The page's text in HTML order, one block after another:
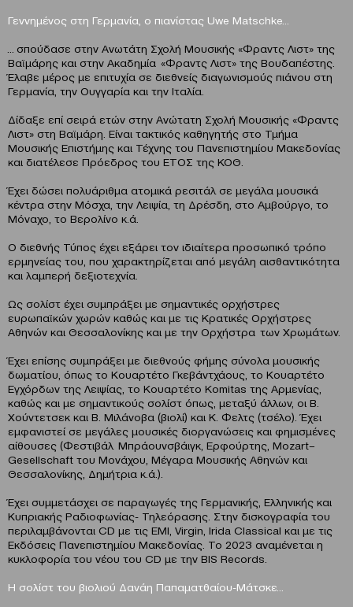
Γεννημένος στη Γερμανία, ο πιανίστας Uwe Matschke…
… σπούδασε στην Ανωτάτη Σχολή Μουσικής «Φραντς Λιστ» της
Βαϊμάρης και στην Ακαδημία «Φραντς Λιστ» της Βουδαπέστης.
Έλαβε μέρος με επιτυχία σε διεθνείς διαγωνισμούς πιάνου στη
Γερμανία, την Ουγγαρία και την Ιταλία.
Δίδαξε επί σειρά ετών στην Ανώτατη Σχολή Μουσικής «Φραντς
Λιστ» στη Βαϊμάρη. Είναι τακτικός καθηγητής στο Τμήμα
Μουσικής Επιστήμης και Τέχνης του Πανεπιστημίου Μακεδονίας
και διατέλεσε Πρόεδρος του ΕΤΟΣ της ΚΟΘ.
Έχει δώσει πολυάριθμα ατομικά ρεσιτάλ σε μεγάλα μουσικά
κέντρα στην Μόσχα, την Λειψία, τη Δρέσδη, στο Αμβούργο, το
Μόναχο, το Βερολίνο κ.ά.
Ο διεθνής Τύπος έχει εξάρει τον ιδιαίτερα προσωπικό τρόπο
ερμηνείας του, που χαρακτηρίζεται από μεγάλη αισθαντικότητα
και λαμπερή δεξιοτεχνία.
Ως σολίστ έχει συμπράξει με σημαντικές ορχήστρες
ευρωπαϊκών χωρών καθώς και με τις Κρατικές Ορχήστρες
Αθηνών και Θεσσαλονίκης και με την Ορχήστρα των Χρωμάτων.
Έχει επίσης συμπράξει με διεθνούς φήμης σύνολα μουσικής
δωματίου, όπως το Κουαρτέτο Γκεβάντχάους, το Κουαρτέτο
Εγχόρδων της Λειψίας, το Κουαρτέτο Komitas της Αρμενίας,
καθώς και με σημαντικούς σολίστ όπως, μεταξύ άλλων, οι Β.
Χούντετσεκ και Β. Μιλάνοβα (βιολί) και Κ. Φελτς (τσέλο). Έχει
εμφανιστεί σε μεγάλες μουσικές διοργανώσεις και φημισμένες
αίθουσες (Φεστιβάλ Μπράουνσβάιγκ, Ερφούρτης, Mozart–
Gesellschaft του Μονάχου, Μέγαρα Μουσικής Αθηνών και
Θεσσαλονίκης, Δημήτρια κ.ά.).
Έχει συμμετάσχει σε παραγωγές της Γερμανικής, Ελληνικής και
Κυπριακής Ραδιοφωνίας- Τηλεόρασης. Στην δισκογραφία του
περιλαμβάνονται CD με τις EMI, Virgin, Irida Classical και με τις
Εκδόσεις Πανεπιστημίου Μακεδονίας. Το 2023 αναμένεται η
κυκλοφορία του νέου του CD με την BIS Records.
Η σολίστ του βιολιού Δανάη Παπαματθαίου-Μάτσκε…